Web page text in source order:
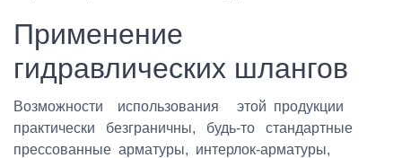
Применение
гидравлических шлангов
Возможности использования этой продукции
практически безграничны, будь-то стандартные
прессованные арматуры, интерлок-арматуры,